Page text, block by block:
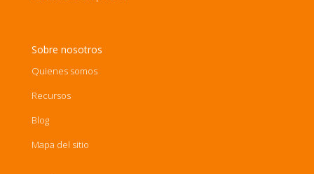
Sobre nosotros
Quienes somos
Recursos
Blog
Mapa del sitio